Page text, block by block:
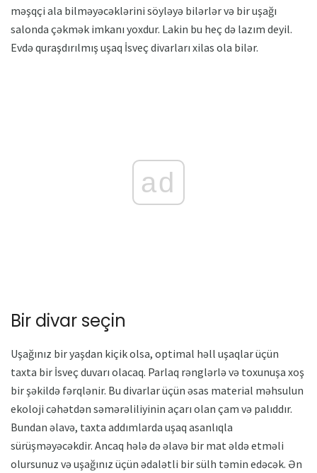
məşqçi ala bilməyəcəklərini söyləyə bilərlər və bir uşağı
salonda çəkmək imkanı yoxdur. Lakin bu heç də lazım deyil.
Evdə quraşdırılmış uşaq İsveç divarları xilas ola bilər.
ad
Bir divar seçin
Uşağınız bir yaşdan kiçik olsa, optimal həll uşaqlar üçün
taxta bir İsveç duvarı olacaq. Parlaq rənglərlə və toxunuşa xoş
bir şəkildə fərqlənir. Bu divarlar üçün əsas material məhsulun
ekoloji cəhətdən səmərəliliyinin açarı olan çam və palıddır.
Bundan əlavə, taxta addımlarda uşaq asanlıqla
sürüşməyəcəkdir. Ancaq hələ də əlavə bir mat əldə etməli
olursunuz və uşağınız üçün ədalətli bir sülh təmin edəcək. Ən